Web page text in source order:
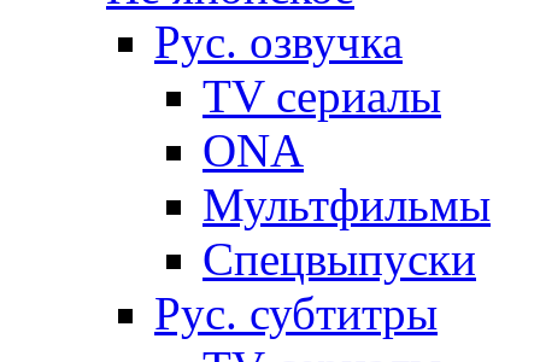
Рус. озвучка
TV сериалы
ONA
Мультфильмы
Спецвыпуски
Рус. субтитры